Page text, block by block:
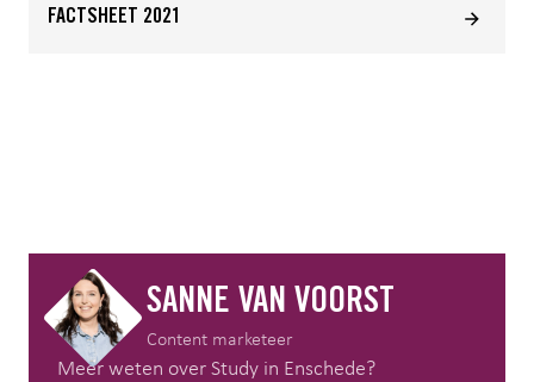
FACTSHEET 2021
SANNE VAN VOORST
Content marketeer
Meer weten over Study in Enschede?